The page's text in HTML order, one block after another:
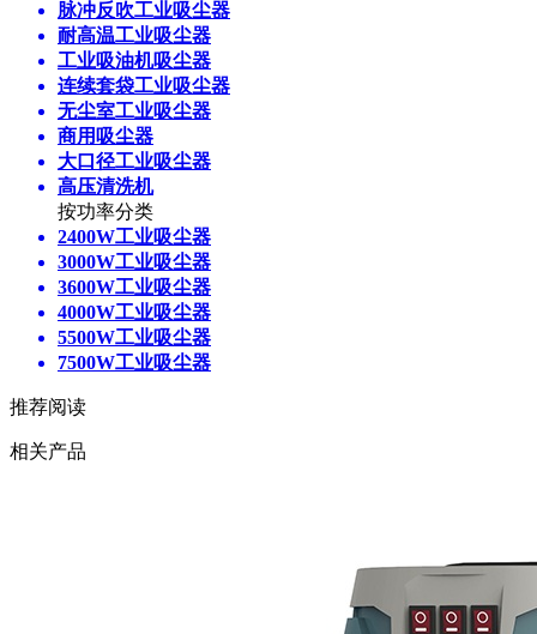
脉冲反吹工业吸尘器
耐高温工业吸尘器
工业吸油机吸尘器
连续套袋工业吸尘器
无尘室工业吸尘器
商用吸尘器
大口径工业吸尘器
高压清洗机
按功率分类
2400W工业吸尘器
3000W工业吸尘器
3600W工业吸尘器
4000W工业吸尘器
5500W工业吸尘器
7500W工业吸尘器
推荐阅读
相关产品